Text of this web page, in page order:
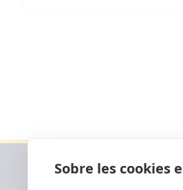
Sobre les cookies